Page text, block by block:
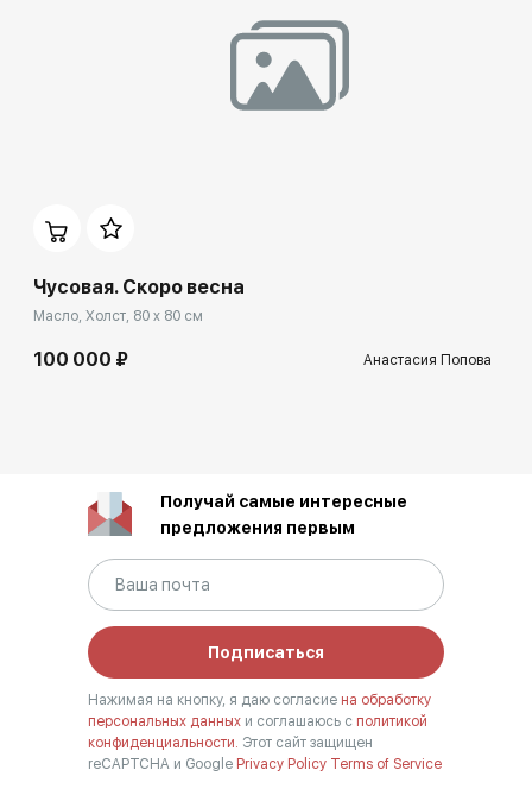
Чусовая. Скоро весна
Масло, Холст, 80 x 80 см
100 000 ₽ Анастасия Попова
Получай самые интересные
предложения первым
Подписаться
Нажимая на кнопку, я даю согласие на обработку
персональных данных и соглашаюсь с политикой
конфиденциальности. Этот сайт защищен
reCAPTCHA и Google Privacy Policy Terms of Service